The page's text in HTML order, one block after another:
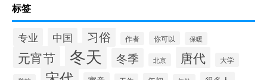
标签
专业 中国 习俗 作者 你可以 保暖
元宵节 冬天 冬季 北京 唐代 大学